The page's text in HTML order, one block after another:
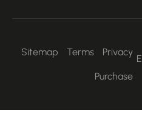
Terms
Sitemap